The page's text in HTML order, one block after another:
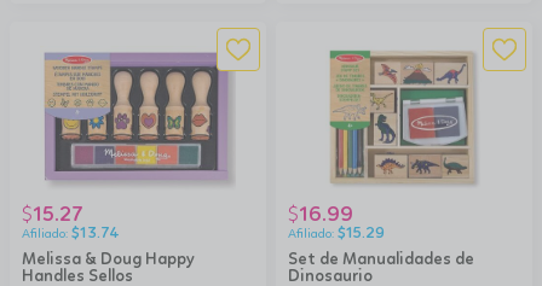
Melissa & Doug Happy
Handles Sellos
$15.27
$13.74
Set de Manualidades de
Dinosaurio
$16.99
$15.29